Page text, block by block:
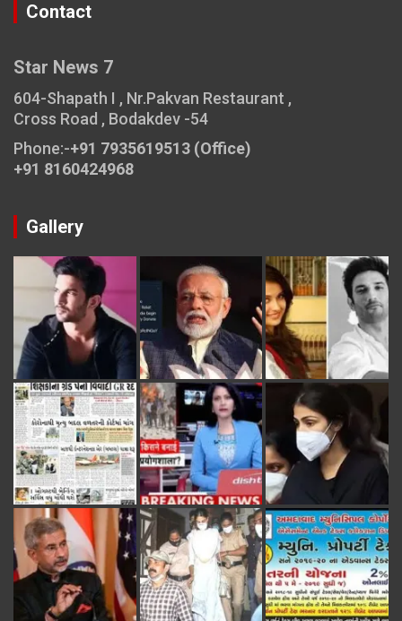
Contact
Star News 7
604-Shapath I , Nr.Pakvan Restaurant ,
Cross Road , Bodakdev -54
Phone:-+91 7935619513 (Office)
+91 8160424968
Gallery